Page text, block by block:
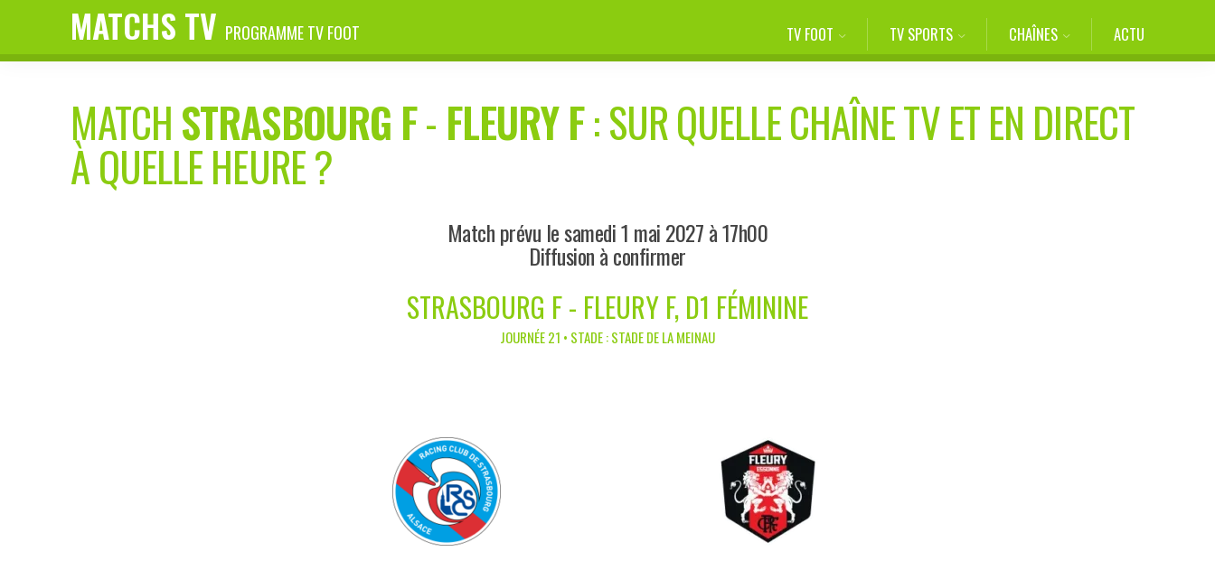
MATCHS TV PROGRAMME TV FOOT TV FOOT TV SPORTS CHAÎNES ACTU
MATCHSTRASBOURG F- FLEURY F: SUR QUELLE CHAÎNE TV ET EN DIRECT
À QUELLE HEURE ?
Match prévu le samedi 1 mai 2027 à 17h00
Diffusion à confirmer
STRASBOURG F - FLEURY F, D1 FÉMININE
JOURNÉE 21 • STADE : STADE DE LA MEINAU